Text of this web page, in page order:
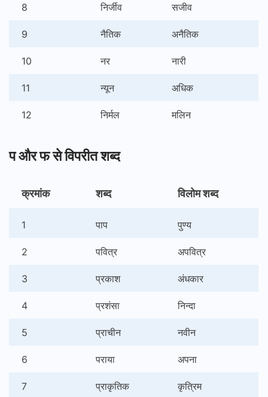
8 निर्जीव सजीव
9 नैतिक अनैतिक
10 नर नारी
11 न्यून अधिक
12 निर्मल मलिन
प और फ से विपरीत शब्द
क्रमांक शब्द विलोम शब्द
1 पाप पुण्य
2 पवित्र अपवित्र
3 प्रकाश अंधकार
4 प्रशंसा निन्दा
5 प्राचीन नवीन
6 पराया अपना
7 प्राकृतिक कृत्रिम